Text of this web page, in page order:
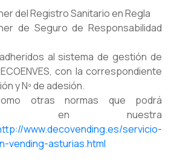
del Registro Sanitario en Regla
de Seguro de Responsabilidad
al sistema de gestión de
con la correspondiente
y Nº de adesión.
otras normas que podrá
en nuestra
www.decovending.es/servicio-
vending-asturias.html